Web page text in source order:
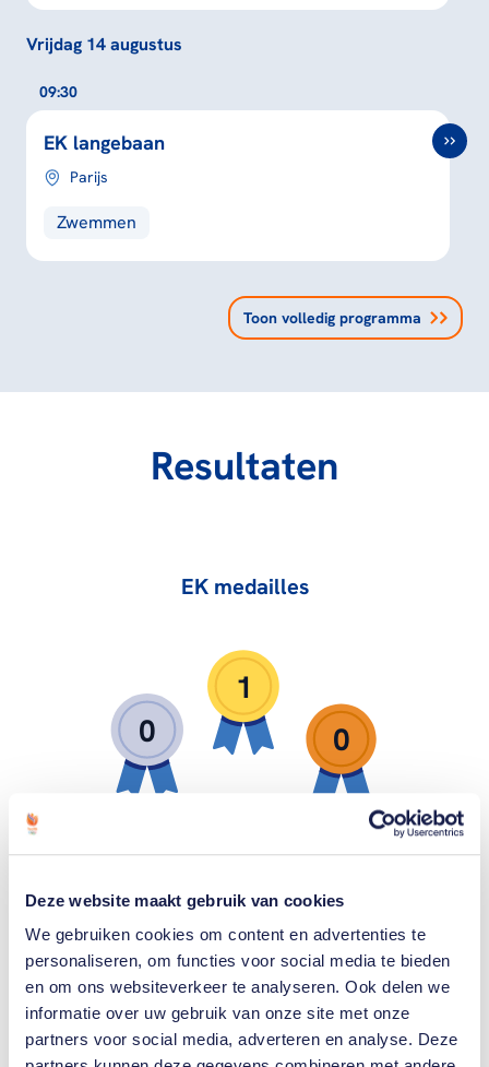
Deze website maakt gebruik van cookies
We gebruiken cookies om content en advertenties te
personaliseren, om functies voor social media te bieden
en om ons websiteverkeer te analyseren. Ook delen we
informatie over uw gebruik van onze site met onze
partners voor social media, adverteren en analyse. Deze
Vrijdag 14 augustus
09:30
EK langebaan
Parijs
Zwemmen
Toon volledig programma
Resultaten
EK medailles
0
1
0
Gerelateerde
artikelen
Toon alle